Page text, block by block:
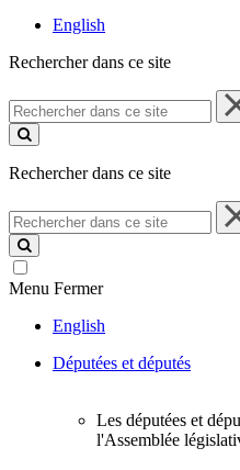
English
Rechercher dans ce site
Rechercher
dans
ce
Rechercher dans ce site
Rechercher
dans
ce
site
Menu Fermer
English
Députées et députés
Les députées et
l'Assemblée